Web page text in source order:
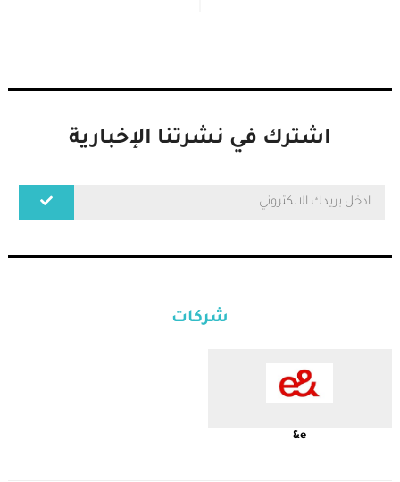
اشترك في نشرتنا الإخبارية
شركات
e&